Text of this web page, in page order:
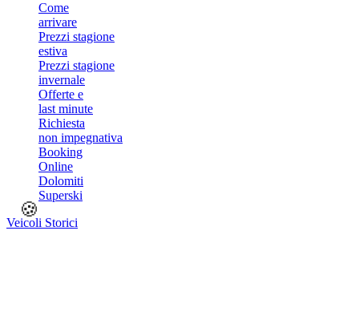
Come
arrivare
Prezzi stagione
estiva
Prezzi stagione
invernale
Offerte e
last minute
Richiesta
non impegnativa
Booking
Online
Dolomiti
Superski
Veicoli Storici
🍪